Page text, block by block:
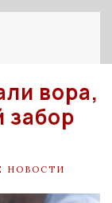
вора,
забор
НОВОСТИ